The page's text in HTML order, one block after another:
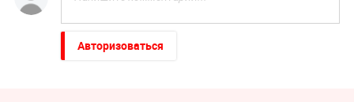
Авторизоваться